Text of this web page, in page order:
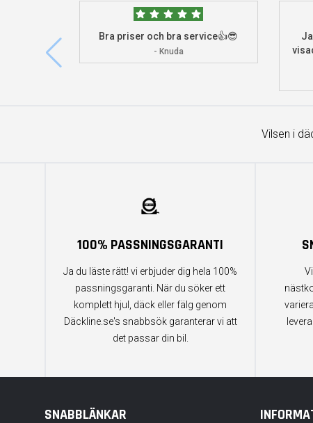
Bra priser och bra service👍😎
- Knuda
Vilsen i
100% PASSNINGSGARANTI
Ja du läste rätt! vi erbjuder dig hela 100%
passningsgaranti. När du söker ett
komplett hjul, däck eller fälg genom
Däckline.se's snabbsök garanterar vi att
det passar din bil.
SNABBLÄNKAR